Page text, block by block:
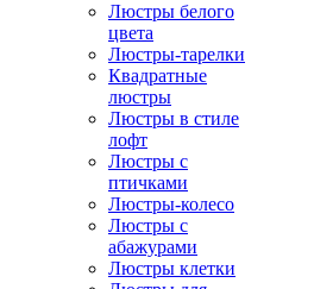
Люстры белого
цвета
Люстры-тарелки
Квадратные
люстры
Люстры в стиле
лофт
Люстры с
птичками
Люстры-колесо
Люстры с
абажурами
Люстры клетки